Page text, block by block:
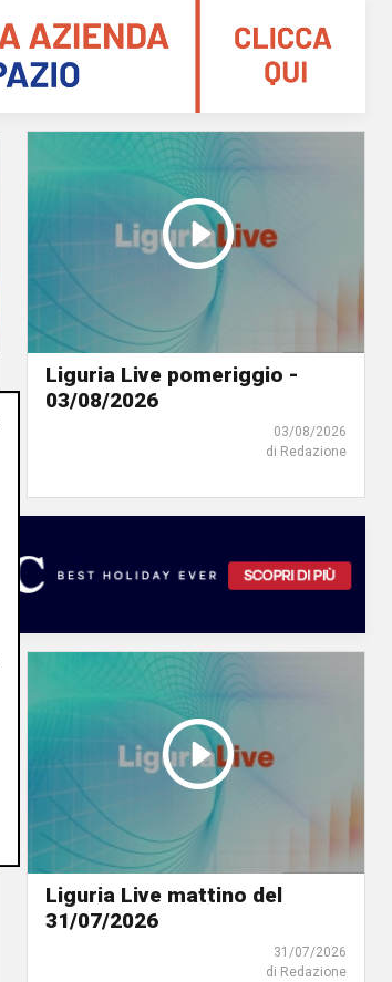
Liguria Live pomeriggio -
03/08/2026
03/08/2026
di Redazione
Liguria Live mattino del
31/07/2026
31/07/2026
di Redazione